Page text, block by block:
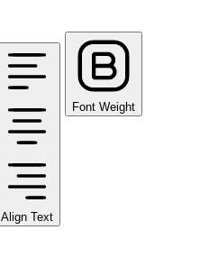
Align Text
Font Weight